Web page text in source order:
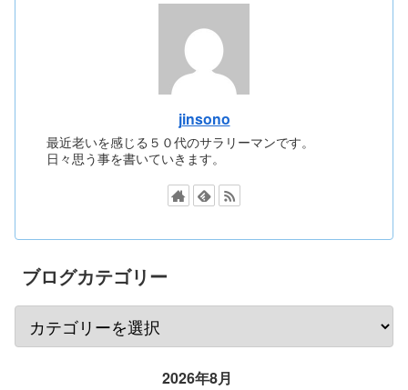
jinsono
最近老いを感じる５０代のサラリーマンです。
日々思う事を書いていきます。
ブログカテゴリー
2026年8月